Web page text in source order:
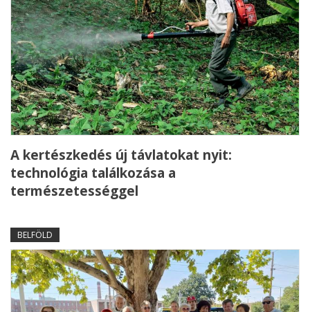
A kertészkedés új távlatokat nyit:
technológia találkozása a
természetességgel
BELFÖLD